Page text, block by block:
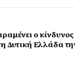
ο
Δυτική Ελλάδα